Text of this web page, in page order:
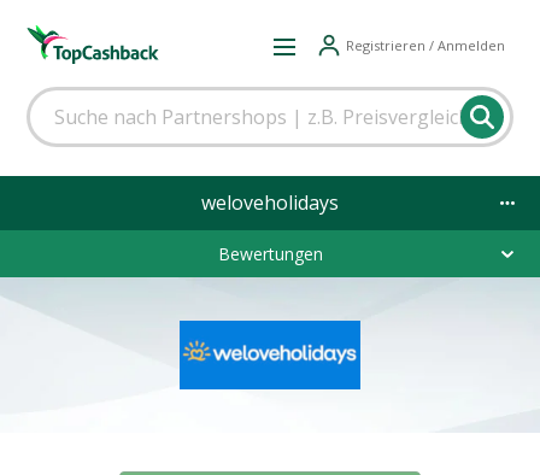
Registrieren / Anmelden
weloveholidays
Bewertungen